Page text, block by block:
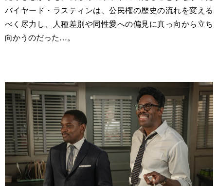
バイヤード・ラスティンは、公民権の歴史の流れを変える
べく尽力し、人種差別や同性愛への偏見に真っ向から立ち
向かうのだった…。